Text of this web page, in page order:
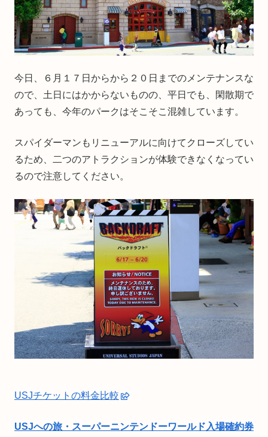
今日、６月１７日からから２０日までのメンテナンスな
ので、土日にはかからないものの、平日でも、閑散期で
あっても、今年のパークはそこそこ混雑しています。
スパイダーマンもリニューアルに向けてクローズしてい
るため、二つのアトラクションが体験できなくなってい
るので注意してください。
USJチケットの料金比較
USJへの旅・スーパーニンテンドーワールド入場確約券